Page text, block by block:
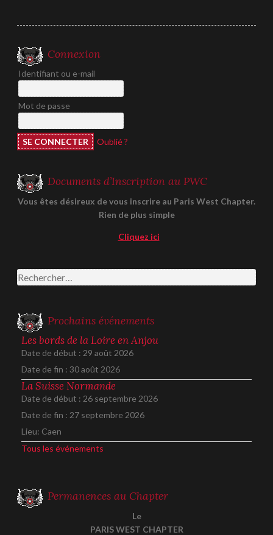
Connexion
Identifiant ou e-mail
Mot de passe
Oublié ?
Documents d’Inscription au PWC
Vous êtes désireux de vous inscrire au Paris West Chapter.
Rien de plus simple
Cliquez ici
Rechercher :
Prochains événements
Les bords de la Loire en Anjou
Date de début : 29 août 2026
Date de fin : 30 août 2026
La Suisse Normande
Date de début : 26 septembre 2026
Date de fin : 27 septembre 2026
Lieu: Caen
Tous les événements
Permanences au Chapter
Le
PARIS WEST CHAPTER